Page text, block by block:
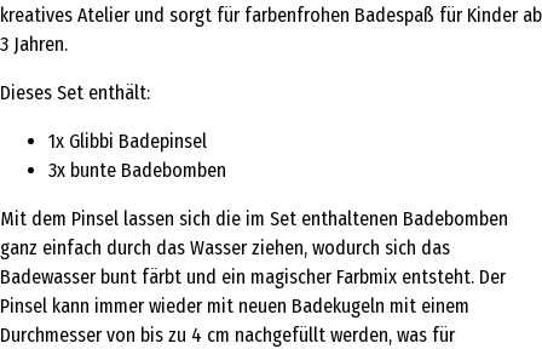
kreatives Atelier und sorgt für farbenfrohen Badespaß für Kinder ab
3 Jahren.
Dieses Set enthält:
1x Glibbi Badepinsel
3x bunte Badebomben
Mit dem Pinsel lassen sich die im Set enthaltenen Badebomben
ganz einfach durch das Wasser ziehen, wodurch sich das
Badewasser bunt färbt und ein magischer Farbmix entsteht. Der
Pinsel kann immer wieder mit neuen Badekugeln mit einem
Durchmesser von bis zu 4 cm nachgefüllt werden, was für